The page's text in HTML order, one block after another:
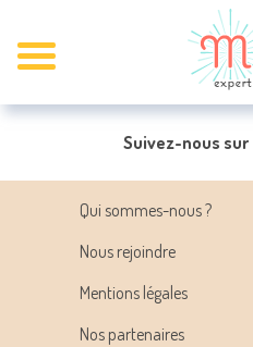
Suivez-nous sur
Qui sommes-nous ?
Nous rejoindre
Mentions légales
Nos partenaires